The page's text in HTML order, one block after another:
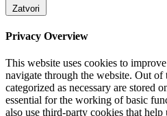
Zatvori
Privacy Overview
This website uses cookies to
navigate through the website. Out of
categorized as necessary are stored
essential for the working of basic
also use third-party cookies that